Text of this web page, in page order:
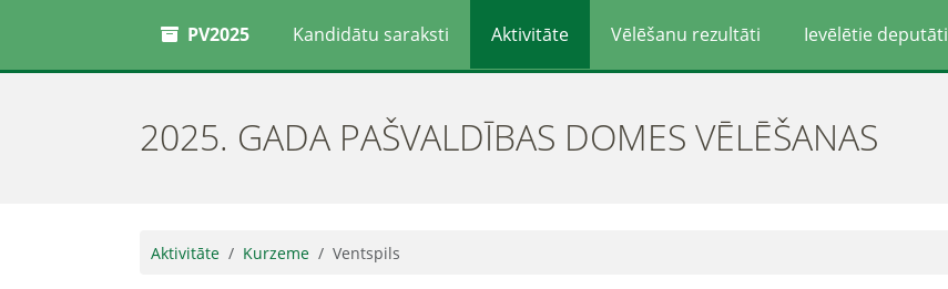
PV2025 Kandidātu saraksti Aktivitāte Vēlēšanu rezultāti Ievēlētie deputāti
2025. GADA PAŠVALDĪBAS DOMES VĒLĒŠANAS
Aktivitāte Kurzeme Ventspils